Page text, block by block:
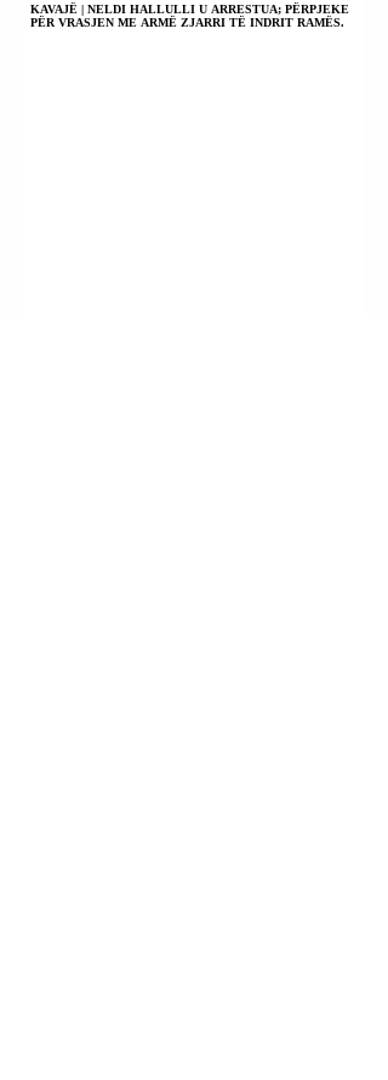
KAVAJË | NELDI HALLULLI U ARRESTUA; PËRPJEKE
PËR VRASJEN ME ARMË ZJARRI TË INDRIT RAMËS.